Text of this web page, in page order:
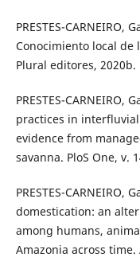
PRESTES-
Conocimiento local de
Plural editores, 2020b.
PRESTES-
practices in
evidence from
savanna. PloS One, v.
PRESTES-CARNEIRO,
domestication: an
among humans,
Amazonia across